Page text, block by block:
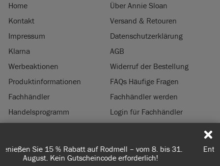
Entdecken Sie unsere Farben – kostenlose Farbkarte jetzt
bestellen. Versandkostenfrei ab 50€.
Home
Über Annie Sloan
Kontakt
Versand & Retouren
Impressum
Datenschutzerklärung
Klarna
AGB
Werbeaktionen
Widerruf der Bestellung
Produktinformationen
FAQs Häufige Fragen
Fachhändler
Fachhändler werden
Handelsprogramm
Login für Fachhändler
© 2026 ANNIE SLOAN INTERIORS LTD. ‘CHALK PAINT’ ist eine eingetragene
Marke von Annie Sloan Interiors Ltd. in US & CAN. ‘ANNIE SLOAN’ ist eine